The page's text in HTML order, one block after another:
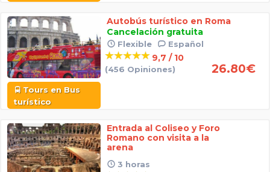
Tours en Bus
turístico
Autobús turístico en Roma
Cancelación gratuita
Flexible Español
9,7 / 10
(456 Opiniones) 26.80€
Entrada al Coliseo y Foro
Romano con visita a la
arena
3 horas